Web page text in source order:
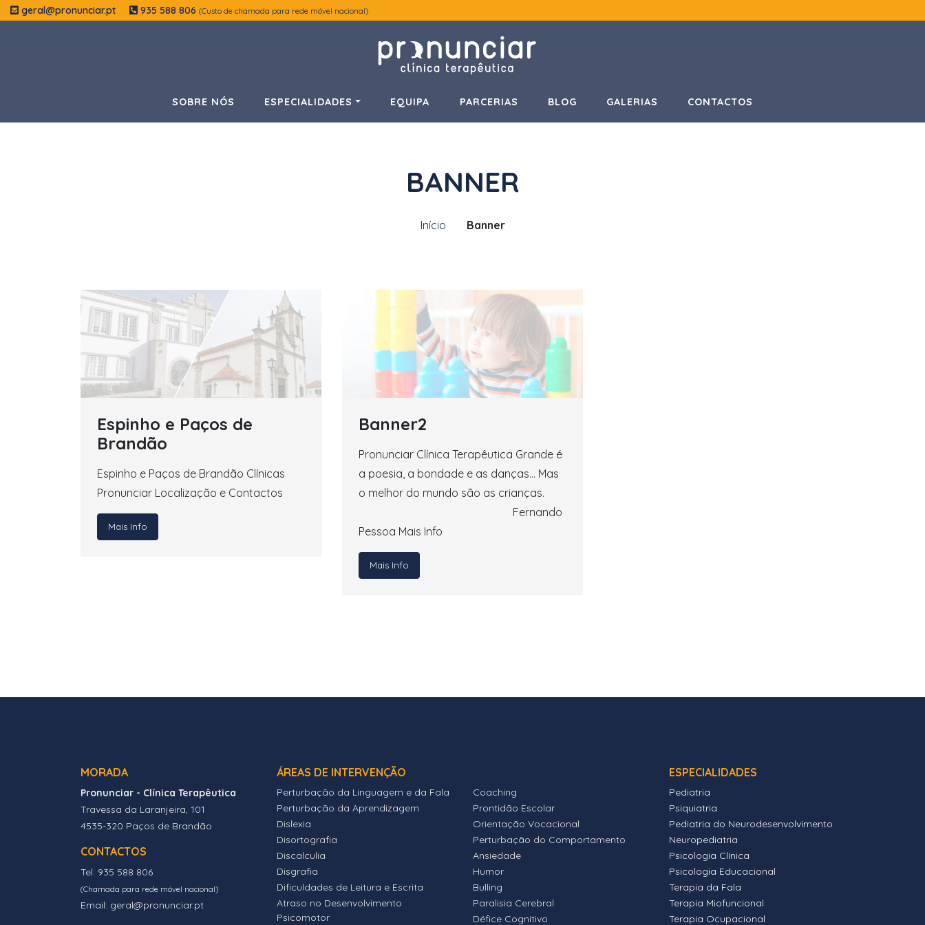
geral@pronunciar.pt 935 588 806 (Custo de chamada para rede móvel nacional)
SOBRE NÓS ESPECIALIDADES EQUIPA PARCERIAS BLOG GALERIAS CONTACTOS
BANNER
Início Banner
Espinho e Paços de
Brandão
Espinho e Paços de Brandão Clínicas
Pronunciar Localização e Contactos
Mais Info
Banner2
Pronunciar Clínica Terapêutica Grande é
a poesia, a bondade e as danças… Mas
o melhor do mundo são as crianças.
Fernando
Pessoa Mais Info
Mais Info
MORADA
Pronunciar - Clínica Terapêutica
Travessa da Laranjeira, 101
4535-320 Paços de Brandão
CONTACTOS
Tel: 935 588 806
(Chamada para rede móvel nacional)
Email: geral@pronunciar.pt
ÁREAS DE INTERVENÇÃO
Perturbação da Linguagem e da Fala
Perturbação da Aprendizagem
Dislexia
Disortografia
Discalculia
Disgrafia
Dificuldades de Leitura e Escrita
Atraso no Desenvolvimento
Psicomotor
Coaching
Prontidão Escolar
Orientação Vocacional
Perturbação do Comportamento
Ansiedade
Humor
Bulling
Paralisia Cerebral
Défice Cognitivo
ESPECIALIDADES
Pediatria
Psiquiatria
Pediatria do Neurodesenvolvimento
Neuropediatria
Psicologia Clínica
Psicologia Educacional
Terapia da Fala
Terapia Miofuncional
Terapia Ocupacional